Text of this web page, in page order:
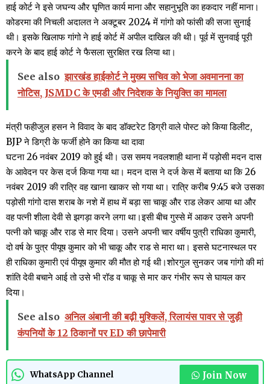
हाई कोर्ट ने इसे जघन्य और घृणित कार्य माना और सहानुभूति का हकदार नहीं माना।
कोडरमा की निचली अदालत ने अक्टूबर 2024 में गांगो को फांसी की सजा सुनाई
थी। इसके खिलाफ गांगो ने हाई कोर्ट में अपील दाखिल की थी। पूर्व में सुनवाई पूरी
करने के बाद हाई कोर्ट ने फैसला सुरक्षित रख लिया था।
See also झारखंड हाईकोर्ट ने मुख्य सचिव को भेजा अवमानना का
नोटिस, JSMDC के एमडी और निदेशक के नियुक्ति का मामला
मंत्री फहीजुल हसन ने विवाद के बाद डॉक्टरेट डिग्री वाले पोस्ट को किया डिलीट,
BJP ने डिग्री के फर्जी होने का किया था दावा
घटना 26 नवंबर 2019 को हुई थी। उस समय नवलशाही थाना में पड़ोसी मदन दास
के आवेदन पर केस दर्ज किया गया था। मदन दास ने दर्ज केस में बताया था कि 26
नवंबर 2019 की रात्रि वह खाना खाकर सो गया था। रात्रि करीब 9:45 बजे उसका
पड़ोसी गांगो दास शराब के नशे में हाथ में बड़ा सा चाकू और राड लेकर आया था और
वह पत्नी शीला देवी से झगड़ा करने लगा था।इसी बीच गुस्से में आकर उसने अपनी
पत्नी को चाकू और राड से मार दिया। उसने अपनी चार वर्षीय पुत्री राधिका कुमारी,
दो वर्ष के पुत्र पीयूष कुमार को भी चाकू और राड से मारा था। इससे घटनास्थल पर
ही राधिका कुमारी एवं पीयूष कुमार की मौत हो गई थी।शोरगुल सुनकर जब गांगो की मां
शांति देवी बचाने आई तो उसे भी रॉड व चाकू से मार कर गंभीर रूप से घायल कर
दिया।
See also अनिल अंबानी की बढ़ी मुश्किलें, रिलायंस पावर से जुड़ी
कंपनियों के 12 ठिकानों पर ED की छापेमारी
WhatsApp Channel Join Now